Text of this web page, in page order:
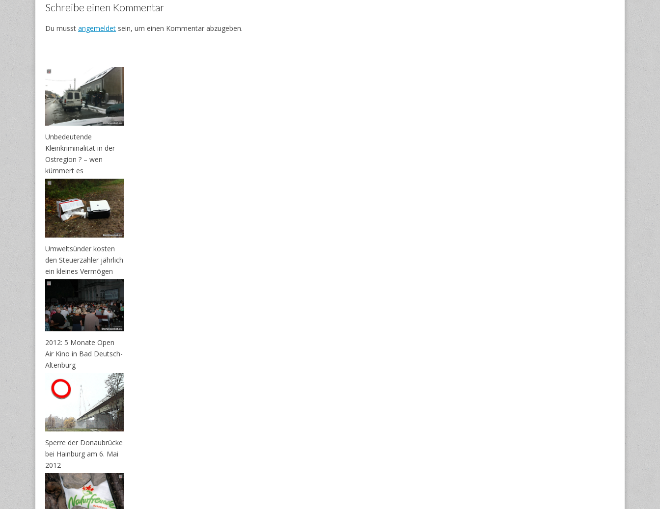
Schreibe einen Kommentar
Du musst angemeldet sein, um einen Kommentar abzugeben.
Unbedeutende
Kleinkriminalität in der
Ostregion ? – wen
kümmert es
Umweltsünder kosten
den Steuerzahler jährlich
ein kleines Vermögen
2012: 5 Monate Open
Air Kino in Bad Deutsch-
Altenburg
Sperre der Donaubrücke
bei Hainburg am 6. Mai
2012